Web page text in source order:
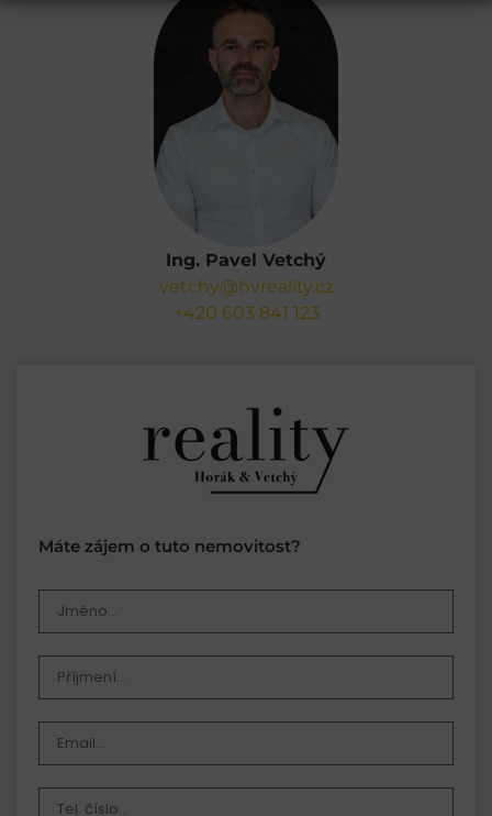
Máte zájem o tuto nemovitost?
Ing. Pavel Vetchý
vetchy@hvreality.cz
+420 603 841 123